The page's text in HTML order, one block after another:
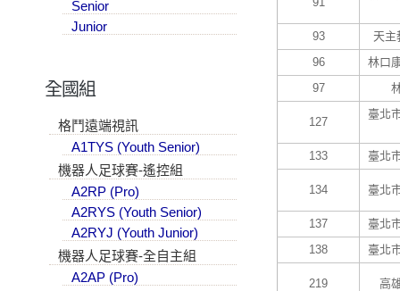
93
天主
96
林口
97
127
臺北
133 臺北
134 臺北
137
臺北
138
臺北
219 高
Senior
Junior
全國組
格鬥遠端視訊
A1TYS (Youth Senior)
機器人足球賽-遙控組
A2RP (Pro)
A2RYS (Youth Senior)
A2RYJ (Youth Junior)
機器人足球賽-全自主組
A2AP (Pro)